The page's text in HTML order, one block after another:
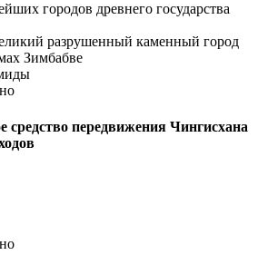
городов древнего государства
разрушенный каменный город
Зимбабве
средство передвижения Чингисхана